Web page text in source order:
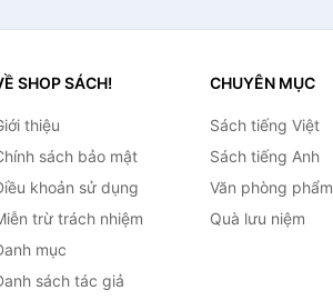
SHOP SÁCH!
thiệu
sách bảo mật
khoản sử dụng
trừ trách nhiệm
mục
sách tác giả
CHUYÊN MỤC
Sách tiếng Việt
Sách tiếng Anh
Văn phòng phẩm
Quà lưu niệm